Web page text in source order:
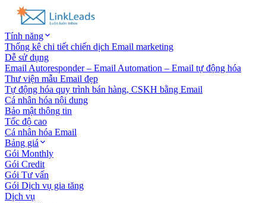
Tính năng
Thống kê chi tiết chiến dịch Email marketing
Dễ sử dụng
Email Autoresponder – Email Automation – Email tự động hóa
Thư viện mẫu Email đẹp
Tự động hóa quy trình bán hàng, CSKH bằng Email
Cá nhân hóa nội dung
Bảo mật thông tin
Tốc độ cao
Cá nhân hóa Email
Bảng giá
Gói Monthly
Gói Credit
Gói Tư vấn
Gói Dịch vụ gia tăng
Dịch vụ